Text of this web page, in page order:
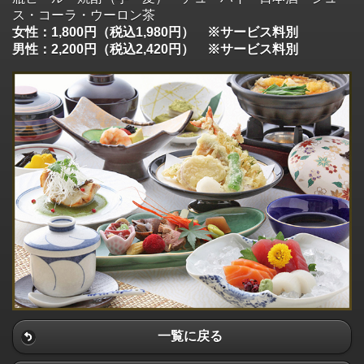
ス・コーラ・ウーロン茶
女性：1,800円（税込1,980円） ※サービス料別
男性：2,200円（税込2,420円） ※サービス料別
一覧に戻る